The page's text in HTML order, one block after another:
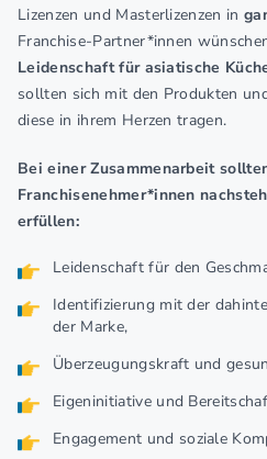
Lizenzen und Masterlizenzen in
Franchise-Partner*innen
Leidenschaft für asiatische
sollten sich mit den Produkten
diese in ihrem Herzen tragen.
Bei einer Zusammenarbeit
Franchisenehmer*innen
erfüllen:
Leidenschaft für den
Identifizierung mit der
der Marke,
Überzeugungskraft und
Eigeninitiative und
Engagement und soziale